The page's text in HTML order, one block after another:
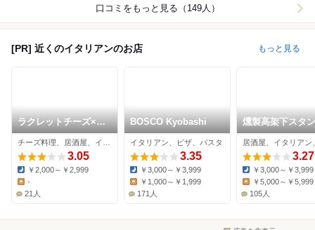
口コミをもっと見る（149人）
[PR] 近くのイタリアンのお店 もっと見る
ラクレットチーズ×肉
バル 京橋肉の会
3.05
Dinner:
￥2,000～￥2,999
Lunch:
-
21人
BOSCO Kyobashi
イタリアン、ピザ、パスタ
3.35
Dinner:
￥3,000～￥3,999
￥1,000～￥1,999
171人
燻製高架下スタ
3.27
Dinner:
￥3,000～￥3,999
￥5,000～￥5,999
105人